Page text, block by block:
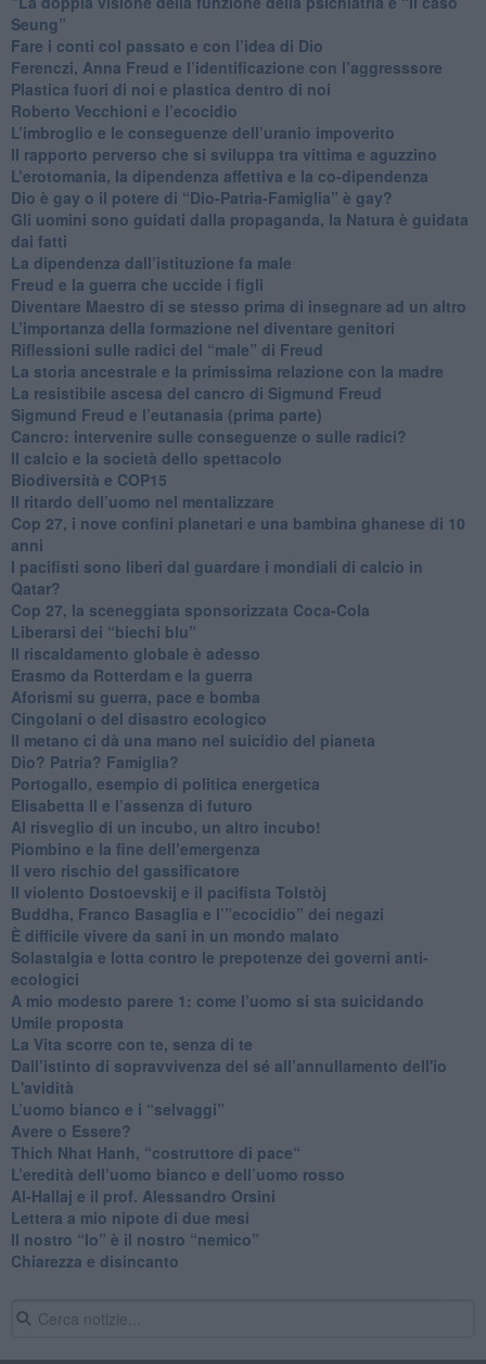
Seung”
​Fare i conti col passato e con l’idea di Dio
​Ferenczi, Anna Freud e l’identificazione con l’aggresssore
Plastica fuori di noi e plastica dentro di noi
​Roberto Vecchioni e l’ecocidio
​L’imbroglio e le conseguenze dell’uranio impoverito
​Il rapporto perverso che si sviluppa tra vittima e aguzzino
L’erotomania, la dipendenza affettiva e la co-dipendenza
​Dio è gay o il potere di “Dio-Patria-Famiglia” è gay?
​Gli uomini sono guidati dalla propaganda, la Natura è guidata
dai fatti
La dipendenza dall’istituzione fa male
​Freud e la guerra che uccide i figli
​Diventare Maestro di se stesso prima di insegnare ad un altro
L’importanza della formazione nel diventare genitori
Riflessioni sulle radici del “male” di Freud
​La storia ancestrale e la primissima relazione con la madre
​La resistibile ascesa del cancro di Sigmund Freud
Sigmund Freud e l’eutanasia (prima parte)
Cancro: intervenire sulle conseguenze o sulle radici?
​Il calcio e la società dello spettacolo
Biodiversità e COP15
​Il ritardo dell’uomo nel mentalizzare
​Cop 27, i nove confini planetari e una bambina ghanese di 10
anni
​I pacifisti sono liberi dal guardare i mondiali di calcio in
Qatar?
​Cop 27, la sceneggiata sponsorizzata Coca-Cola
​Liberarsi dei “biechi blu”
Il riscaldamento globale è adesso
​Erasmo da Rotterdam e la guerra
​Aforismi su guerra, pace e bomba
Cingolani o del disastro ecologico
​Il metano ci dà una mano nel suicidio del pianeta
​Dio? Patria? Famiglia?
Portogallo, esempio di politica energetica
​Elisabetta II e l’assenza di futuro
Al risveglio di un incubo, un altro incubo!
​Piombino e la fine dell’emergenza
​Il vero rischio del gassificatore
​Il violento Dostoevskij e il pacifista Tolstòj
​Buddha, Franco Basaglia e l’”ecocidio” dei negazi
​È difficile vivere da sani in un mondo malato
Solastalgia e lotta contro le prepotenze dei governi anti-
ecologici
​A mio modesto parere 1: come l’uomo si sta suicidando
​Umile proposta
​La Vita scorre con te, senza di te
​Dall’istinto di sopravvivenza del sé all’annullamento dell'io
L'avidità
​L’uomo bianco e i “selvaggi”
​Avere o Essere?
​Thich Nhat Hanh, “costruttore di pace“
​L’eredità dell’uomo bianco e dell’uomo rosso
Al-Hallaj e il prof. Alessandro Orsini
​Lettera a mio nipote di due mesi
​Il nostro “Io” è il nostro “nemico”
​Chiarezza e disincanto